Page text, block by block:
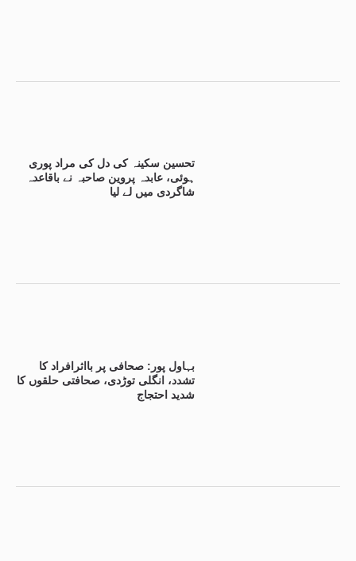
تحسین سکینہ کی دل کی مراد پوری
ہوئی، عابدہ پروین صاحبہ نے باقاعدہ
شاگردی میں لے لیا
بہاول پور: صحافی پر بااثرافراد کا
تشدد، انگلی توڑدی، صحافتی حلقوں کا
شدید احتجاج